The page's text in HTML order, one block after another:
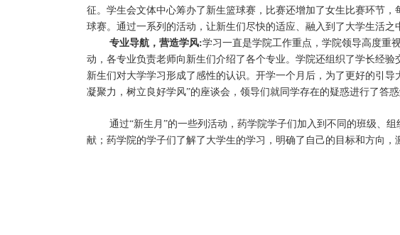
征。学生会文体中心筹办了新生篮球赛，比赛还增加了女生比赛环节
球赛。通过一系列的活动，让新生们尽快的适应、融入到了大学生活
专业导航，营造学风:学习一直是学院工作重点，学院领导高度重
动，各专业负责老师向新生们介绍了各个专业。学院还组织了学长经
新生们对大学学习形成了感性的认识。开学一个月后，为了更好的引
凝聚力，树立良好学风”的座谈会，领导们就同学存在的疑惑进行了答
通过“新生月”的一些列活动，药学院学子们加入到不同的班级、
献；药学院的学子们了解了大学生的学习，明确了自己的目标和方向，